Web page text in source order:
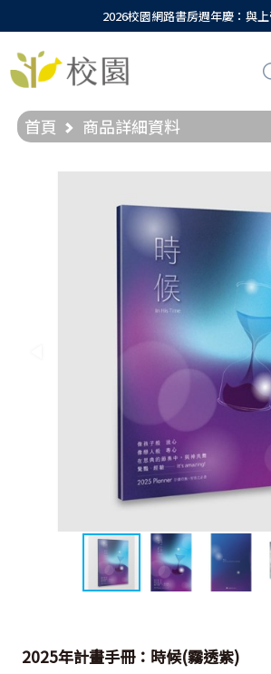
2026校園網路書房週年慶：與
首頁 商品詳細資料
2025年計畫手冊：時候(霧透紫)